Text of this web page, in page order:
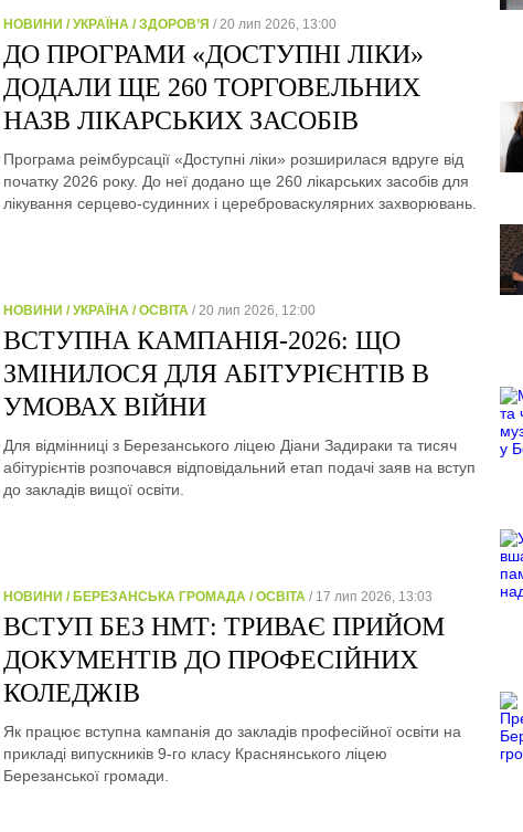
НОВИНИ / УКРАЇНА / ЗДОРОВ’Я / 20 лип 2026, 13:00
ДО ПРОГРАМИ «ДОСТУПНІ ЛІКИ»
ДОДАЛИ ЩЕ 260 ТОРГОВЕЛЬНИХ
НАЗВ ЛІКАРСЬКИХ ЗАСОБІВ
Програма реімбурсації «Доступні ліки» розширилася вдруге від
початку 2026 року. До неї додано ще 260 лікарських засобів для
лікування серцево-судинних і цереброваскулярних захворювань.
НОВИНИ / УКРАЇНА / ОСВІТА / 20 лип 2026, 12:00
ВСТУПНА КАМПАНІЯ-2026: ЩО
ЗМІНИЛОСЯ ДЛЯ АБІТУРІЄНТІВ В
УМОВАХ ВІЙНИ
Для відмінниці з Березанського ліцею Діани Задираки та тисяч
абітурієнтів розпочався відповідальний етап подачі заяв на вступ
до закладів вищої освіти.
НОВИНИ / БЕРЕЗАНСЬКА ГРОМАДА / ОСВІТА / 17 лип 2026, 13:03
ВСТУП БЕЗ НМТ: ТРИВАЄ ПРИЙОМ
ДОКУМЕНТІВ ДО ПРОФЕСІЙНИХ
КОЛЕДЖІВ
Як працює вступна кампанія до закладів професійної освіти на
прикладі випускників 9-го класу Краснянського ліцею
Березанської громади.